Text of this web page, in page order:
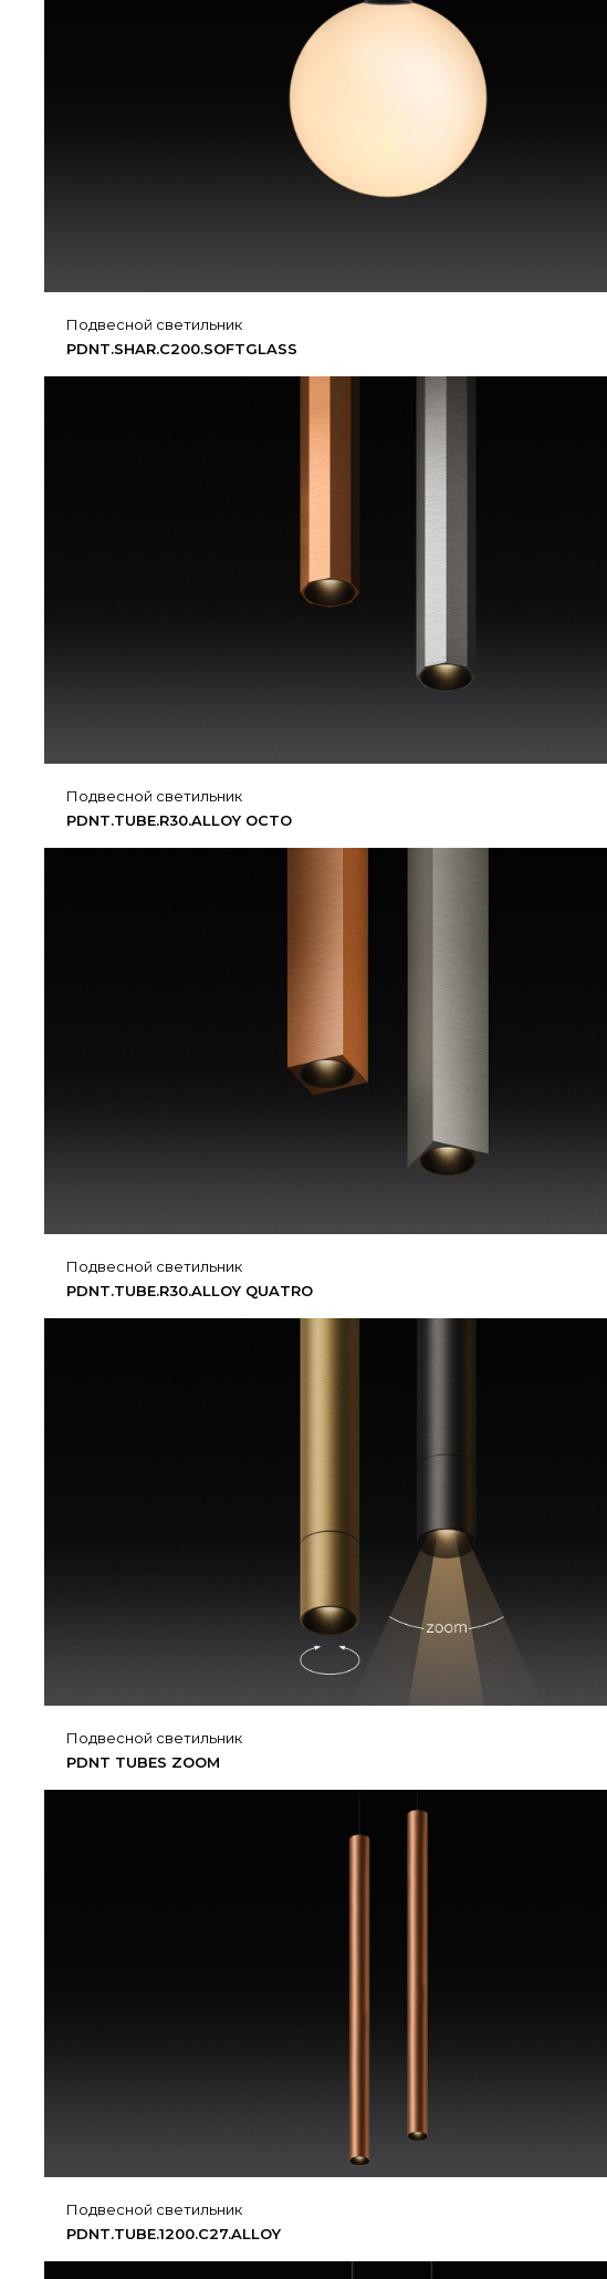
подвесной светильник
PDNT.​SHAR.​C200.​SOFTGLASS
подвесной светильник
PDNT.​TUBE.​R30.​ALLOY OCTO
подвесной светильник
PDNT.​TUBE.​R30.​ALLOY QUATRO
подвесной светильник
PDNT TUBES ZOOM
подвесной светильник
PDNT.​TUBE.​1200.​C27.​ALLOY